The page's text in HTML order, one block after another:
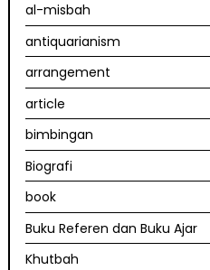
al-misbah
antiquarianism
arrangement
article
bimbingan
Biografi
book
Buku Referen dan Buku Ajar
Khutbah